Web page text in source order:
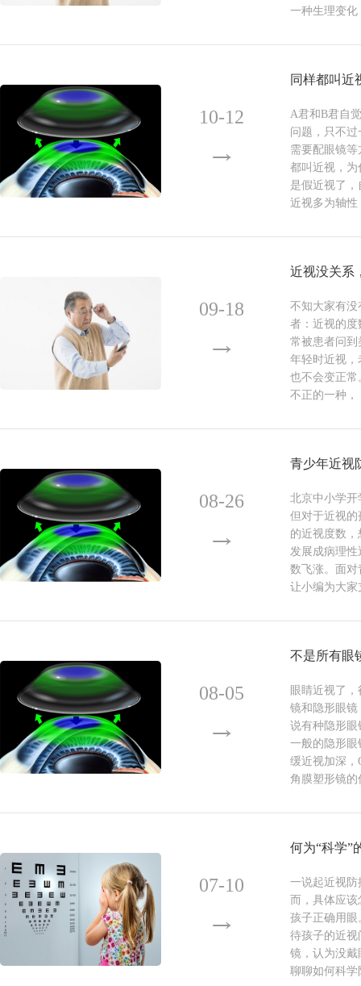
一种生理变化
10-12
同样都叫近
A君和B君自
问题，只不
需要配眼镜
都叫近视，为
是假近视了
近视多为轴性
09-18
近视没关系
不知大家有
者：近视的
常被患者问到
年轻时近视
也不会变正
不正的一种，
08-26
青少年近视
北京中小学
但对于近视
的近视度数
发展成病理
数飞涨。面对
让小编为大家
08-05
不是所有眼
眼睛近视了
镜和隐形眼
说有种隐形眼
一般的隐形
缓近视加深，
角膜塑形镜的
07-10
何为“科学”
一说起近视
而，具体应
孩子正确用
待孩子的近
镜，认为没
聊聊如何科学